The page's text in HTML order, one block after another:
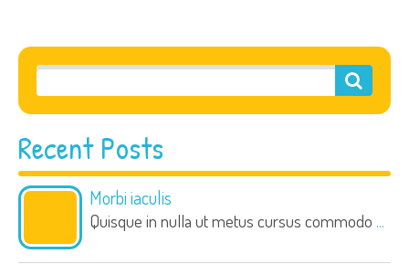
Recent Posts
Morbi iaculis
Quisque in nulla ut metus cursus commodo ...